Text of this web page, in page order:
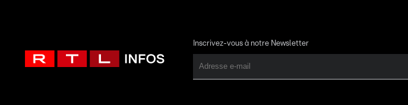
Inscrivez-vous à notre Newsletter